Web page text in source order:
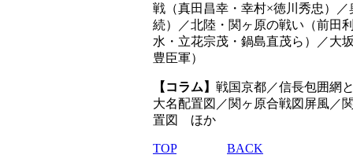
戦（真田昌幸・幸村×徳川秀忠）
続）／北陸・関ヶ原の戦い（前田
水・立花宗茂・鍋島直茂ら）／大
豊臣軍）
【コラム】 戦国京都／信長包囲網
大名配置図／関ヶ原合戦図屏風／
置図 ほか
TOP BACK